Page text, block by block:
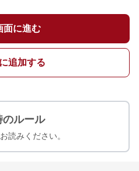
面に進む
追加する
のルール
読みください。